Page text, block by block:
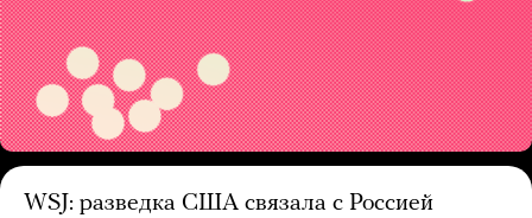
WSJ: разведка США связала с Россией